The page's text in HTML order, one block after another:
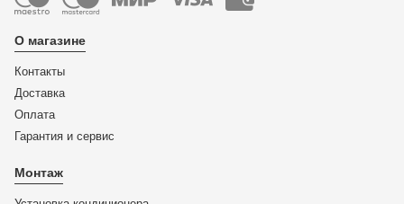
О магазине
Контакты
Доставка
Оплата
Гарантия и сервис
Монтаж